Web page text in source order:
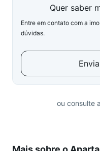
Quer saber
Entre em contato com a
dúvidas.
ou consulte